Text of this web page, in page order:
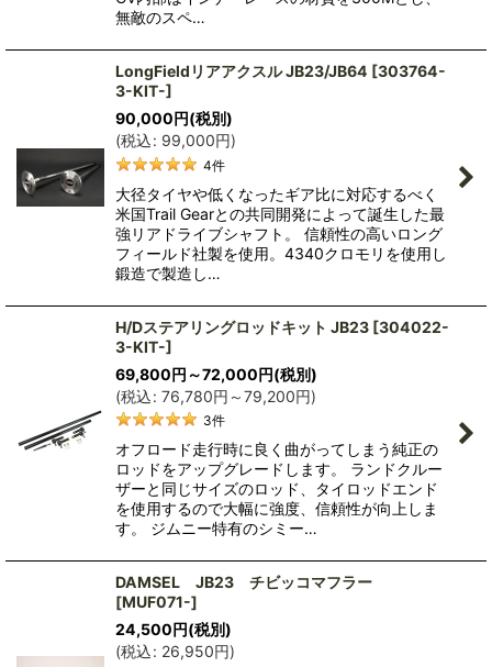
無敵のスペ…
LongFieldリアアクスル JB23/JB64 [303764-
3-KIT-]
90,000円(税別)
(税込: 99,000円)
4件
大径タイヤや低くなったギア比に対応するべく
米国Trail Gearとの共同開発によって誕生した最
強リアドライブシャフト。 信頼性の高いロング
フィールド社製を使用。4340クロモリを使用し
鍛造で製造し…
H/Dステアリングロッドキット JB23 [304022-
3-KIT-]
69,800円 ～72,000円(税別)
(税込: 76,780円 ～79,200円)
3件
オフロード走行時に良く曲がってしまう純正の
ロッドをアップグレードします。 ランドクルー
ザーと同じサイズのロッド、タイロッドエンド
を使用するので大幅に強度、信頼性が向上しま
す。 ジムニー特有のシミー…
DAMSEL JB23 チビッコマフラー
[MUF071-]
24,500円(税別)
(税込: 26,950円)